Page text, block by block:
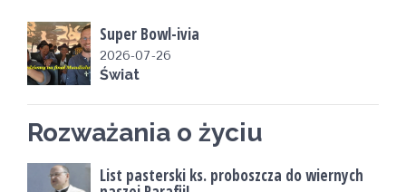
Super Bowl-ivia
2026-07-26
Świat
Rozważania o życiu
List pasterski ks. proboszcza do wiernych